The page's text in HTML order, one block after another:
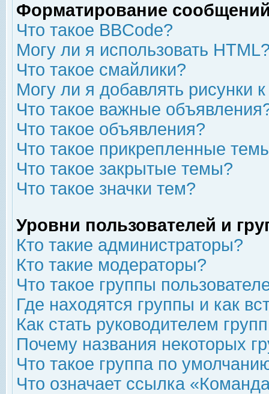
Форматирование
Что такое BBCode?
Могу ли я использовать
Что такое смайлики?
Могу ли я добавлять рисунки
Что такое важные
Что такое объявления?
Что такое прикрепленные
Что такое закрытые темы?
Что такое значки тем?
Уровни пользователей и
Кто такие администраторы?
Кто такие модераторы?
Что такое группы
Где находятся группы и как
Как стать руководителем
Почему названия некоторых
Что такое группа по
Что означает ссылка